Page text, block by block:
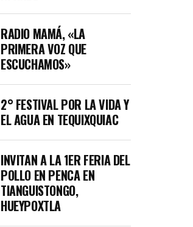
RADIO MAMÁ, «LA
PRIMERA VOZ QUE
ESCUCHAMOS»
2° FESTIVAL POR LA VIDA Y
EL AGUA EN TEQUIXQUIAC
INVITAN A LA 1ER FERIA DEL
POLLO EN PENCA EN
TIANGUISTONGO,
HUEYPOXTLA